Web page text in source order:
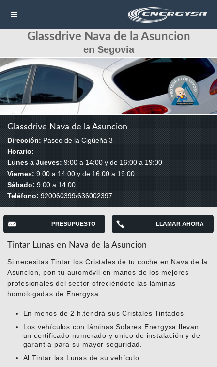
HOME
CONTACTAR
LLAMAR
Glassdrive Nava de la Asuncion
en Segovia
Glassdrive Nava de la Asuncion
Dirección: Paseo de la Cigüeña 3
Horario:
Lunes a Jueves:9:00 a 14:00 y de 16:00 a 19:00
Viernes:9:00 a 14:00 y de 16:00 a 19:00
Sábado:9:00 a 14:00
Teléfono:920060399/636002397
PRESUPUESTO LLAMAR AHORA
Tintar Lunas en Nava de la Asuncion
Si necesitas Tintar los Cristales de tu coche en Nava de la
Asuncion, pon tu automóvil en manos de los mejores
profesionales del sector ofreciéndote las láminas
homologadas de Energysa.
En menos de 2 h.tendrá sus Cristales Tintados
Los vehículos con láminas Solares Energysa llevan
un certificado numerado y unico de instalación y de
garantía para su mayor seguridad.
Al Tintar las Lunas de su vehículo: